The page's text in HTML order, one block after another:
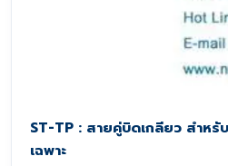
ST-TP : สายคู่บิดเกลียว สำหรั
เฉพาะ